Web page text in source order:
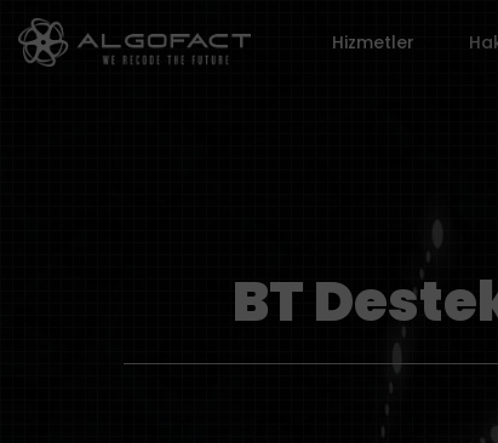
Hizmetler
BT